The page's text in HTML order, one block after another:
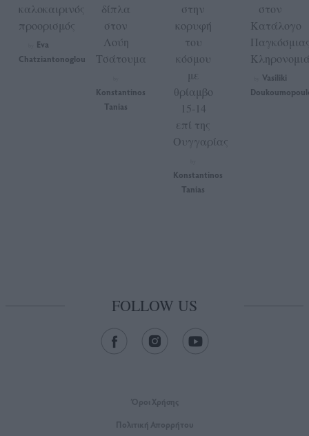
καλοκαιρινός
προορισμός
Eva
Chatziantonoglou
δίπλα
στον
Λούη
Τσάτουμα
Konstantinos
Tanias
στην
κορυφή
του
κόσμου
με
θρίαμβο
15-14
επί της
Ουγγαρίας
Konstantinos
Tanias
στον
Κατάλογο
Vasiliki
FOLLOW US
Όροι Xρήσης
Πολιτική Απορρήτου